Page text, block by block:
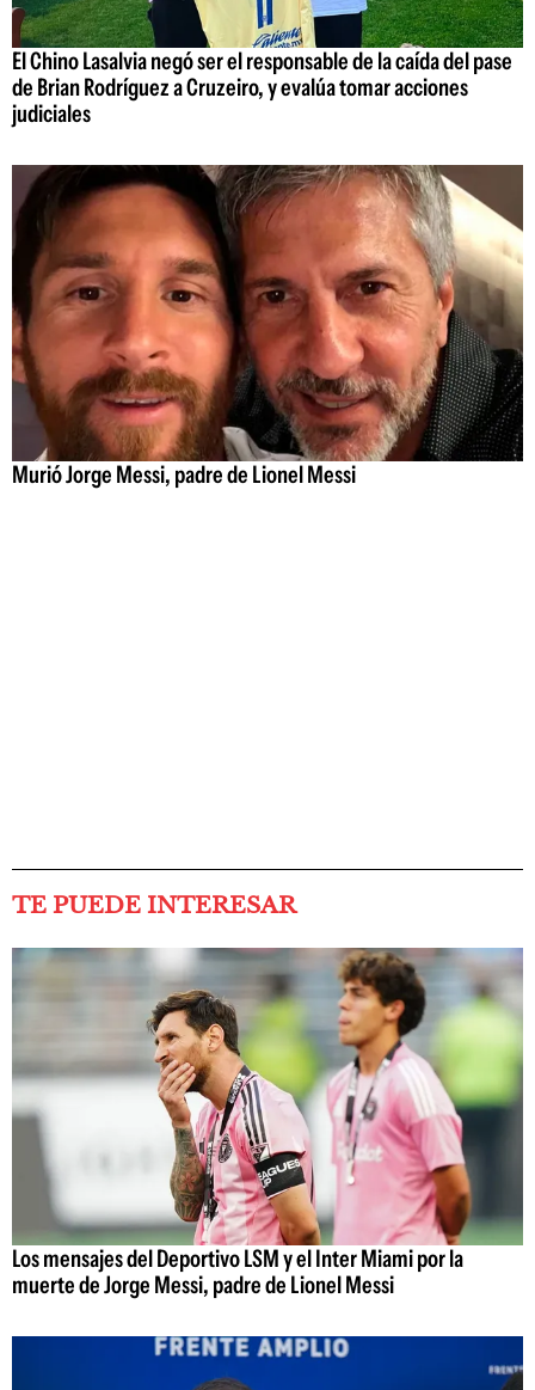
El Chino Lasalvia negó ser el responsable de la caída del pase
de Brian Rodríguez a Cruzeiro, y evalúa tomar acciones
judiciales
Murió Jorge Messi, padre de Lionel Messi
TE PUEDE INTERESAR
Los mensajes del Deportivo LSM y el Inter Miami por la
muerte de Jorge Messi, padre de Lionel Messi